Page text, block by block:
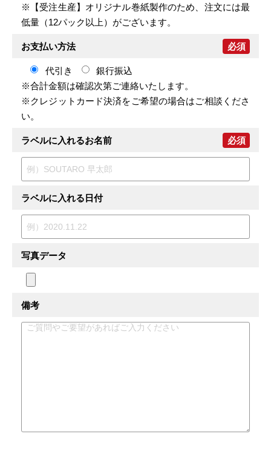
※【受注生産】オリジナル巻紙製作のため、注文には最
低量（12パック以上）がございます。
お支払い方法 必須
代引き
銀行振込
※合計金額は確認次第ご連絡いたします。
※クレジットカード決済をご希望の場合はご相談くださ
い。
ラベルに入れるお名前 必須
ラベルに入れる日付
写真データ
備考